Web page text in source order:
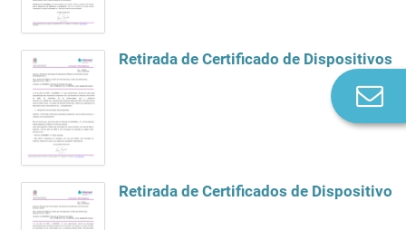
Retirada de Certificado de Dispositivos
Retirada de Certificados de